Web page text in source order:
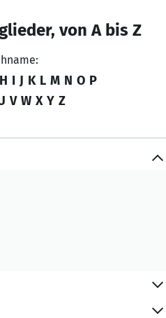
von A bis Z
H I J K L M N O P
V W X Y Z